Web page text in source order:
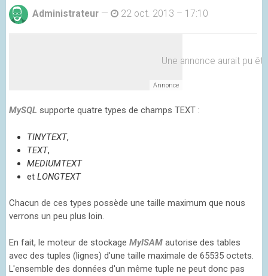
Administrateur — 22 oct. 2013 – 17:10
Une annonce aurait pu
MySQL supporte quatre types de champs TEXT :
TINYTEXT,
TEXT,
MEDIUMTEXT
et LONGTEXT
Chacun de ces types possède une taille maximum que nous
verrons un peu plus loin.
En fait, le moteur de stockage MyISAM autorise des tables
avec des tuples (lignes) d'une taille maximale de 65535 octets.
L'ensemble des données d'un même tuple ne peut donc pas